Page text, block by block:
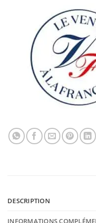
DESCRIPTION
INFORMATIONS